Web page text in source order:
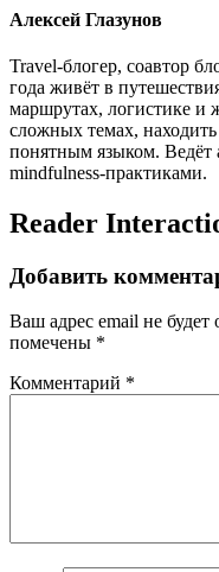
Алексей Глазунов
Travel-блогер, соавтор
года живёт в
маршрутах, логистике и
сложных темах,
понятным языком. Ведёт
mindfulness-практиками.
Reader
Добавить
Ваш адрес email не будет
помечены *
Комментарий *